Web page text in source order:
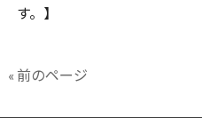
す。】
« 前のページ